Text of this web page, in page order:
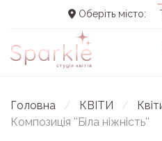
Оберіть місто:
Головна КВІТИ
Композиція ''Біла ніжність''